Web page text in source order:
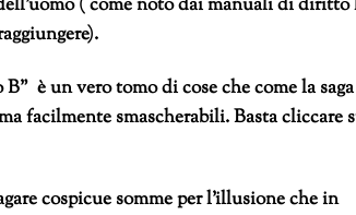
è un vero tomo di cose che come la
facilmente smascherabili. Basta cliccare
cospicue somme per l’illusione che in